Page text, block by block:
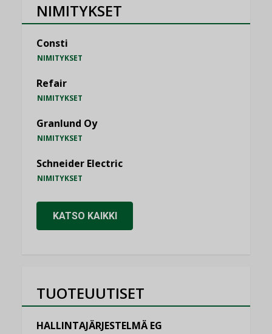
NIMITYKSET
Consti
NIMITYKSET
Refair
NIMITYKSET
Granlund Oy
NIMITYKSET
Schneider Electric
NIMITYKSET
KATSO KAIKKI
TUOTEUUTISET
HALLINTAJÄRJESTELMÄ EG